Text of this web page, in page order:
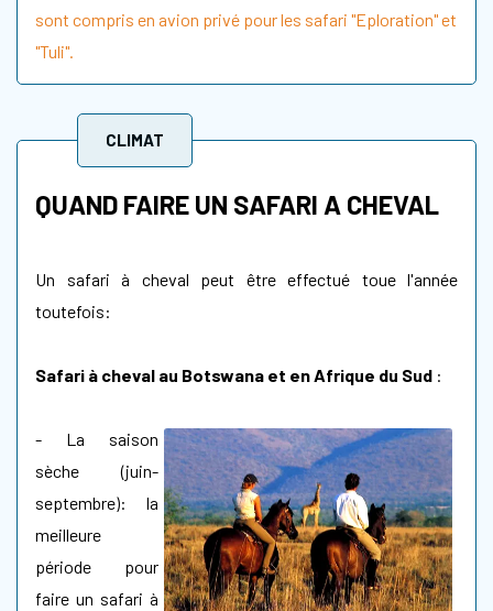
sont compris en avion privé pour les safari "Eploration" et
"Tuli".
CLIMAT
QUAND FAIRE UN SAFARI A CHEVAL
Un safari à cheval peut être effectué toue l'année
toutefois:
Safari à cheval au Botswana et en Afrique du Sud :
- La saison
sèche (juin-
septembre): la
meilleure
période pour
faire un safari à